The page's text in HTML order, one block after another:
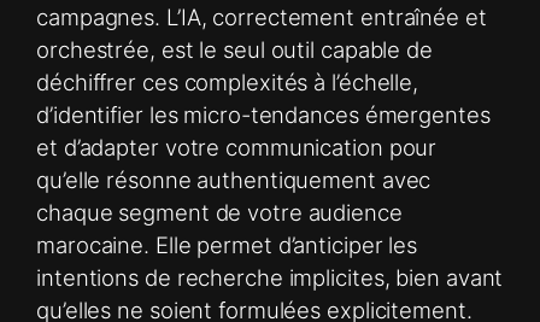
campagnes. L’IA, correctement entraînée et
orchestrée, est le seul outil capable de
déchiffrer ces complexités à l’échelle,
d’identifier les micro-tendances émergentes
et d’adapter votre communication pour
qu’elle résonne authentiquement avec
chaque segment de votre audience
marocaine. Elle permet d’anticiper les
intentions de recherche implicites, bien avant
qu’elles ne soient formulées explicitement.